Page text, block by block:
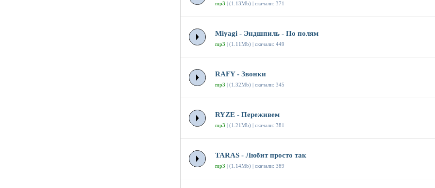
mp3 | (1.13Mb) | скачали: 371
Miyagi - Эндшпиль - По полям
mp3 | (1.11Mb) | скачали: 449
RAFY - Звонки
mp3 | (1.32Mb) | скачали: 345
RYZE - Переживем
mp3 | (1.21Mb) | скачали: 381
TARAS - Любит просто так
mp3 | (1.14Mb) | скачали: 389